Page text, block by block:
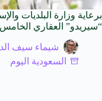
برعاية وزارة البلديات
“سيريدو” العقاري
شيماء سيف
السعودية اليوم